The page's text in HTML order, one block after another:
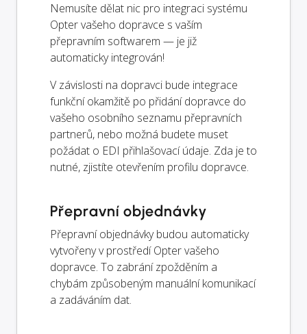
Nemusíte dělat nic pro integraci systému
Opter vašeho dopravce s vaším
přepravním softwarem — je již
automaticky integrován!
V závislosti na dopravci bude integrace
funkční okamžitě po přidání dopravce do
vašeho osobního seznamu přepravních
partnerů, nebo možná budete muset
požádat o EDI přihlašovací údaje. Zda je to
nutné, zjistíte otevřením profilu dopravce.
Přepravní objednávky
Přepravní objednávky budou automaticky
vytvořeny v prostředí Opter vašeho
dopravce. To zabrání zpožděním a
chybám způsobeným manuální komunikací
a zadáváním dat.